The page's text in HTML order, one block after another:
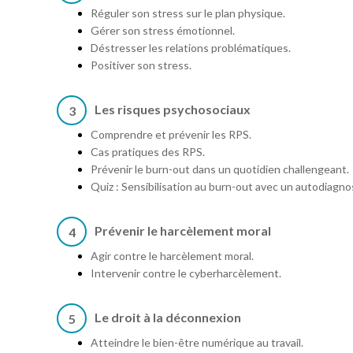
Réguler son stress sur le plan physique.
Gérer son stress émotionnel.
Déstresser les relations problématiques.
Positiver son stress.
3 Les risques psychosociaux
Comprendre et prévenir les RPS.
Cas pratiques des RPS.
Prévenir le burn-out dans un quotidien challengeant.
Quiz : Sensibilisation au burn-out avec un
4 Prévenir le harcèlement moral
Agir contre le harcèlement moral.
Intervenir contre le cyberharcèlement.
5 Le droit à la déconnexion
Atteindre le bien-être numérique au travail.